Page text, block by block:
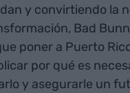
y convirtiendo la
Bad
poner a Puerto
por qué es
y asegurarle un